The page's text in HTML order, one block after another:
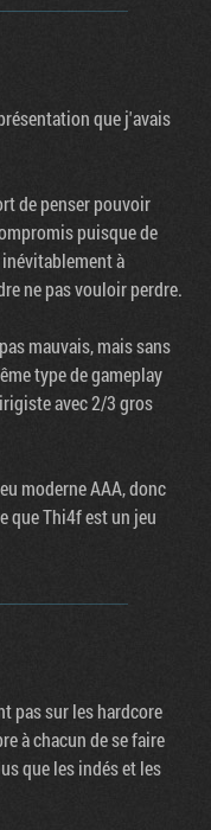
que j'avais
de penser pouvoir
puisque de
à
ne pas vouloir perdre.
mauvais, mais sans
type de gameplay
avec 2/3 gros
moderne AAA, donc
que Thi4f est un jeu
pas sur les hardcore
à chacun de se faire
que les indés et les